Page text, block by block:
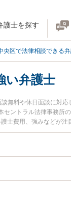
護士を探す
央区で法律相談できる
い弁護士
無料や休日面談に対
ントラル法律事務所
士費用、強みなどが
・会社のトラブル解
でお困りの相談者さん